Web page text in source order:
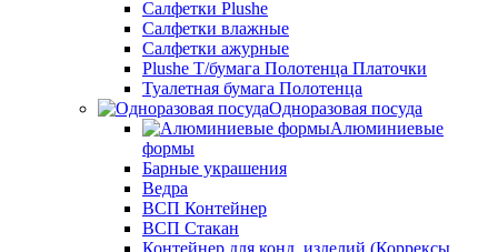
Салфетки Plushe
Салфетки влажные
Салфетки ажурные
Plushe Т/бумага Полотенца Платочки
Туалетная бумага Полотенца
Одноразовая посуда
Алюминиевые
формы
Барные украшения
Ведра
ВСП Контейнер
ВСП Стакан
Контейнер для конд. изделий (Коррексы